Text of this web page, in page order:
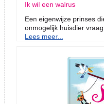
Ik wil een walrus
Een eigenwijze prinses
onmogelijk huisdier
Lees meer...